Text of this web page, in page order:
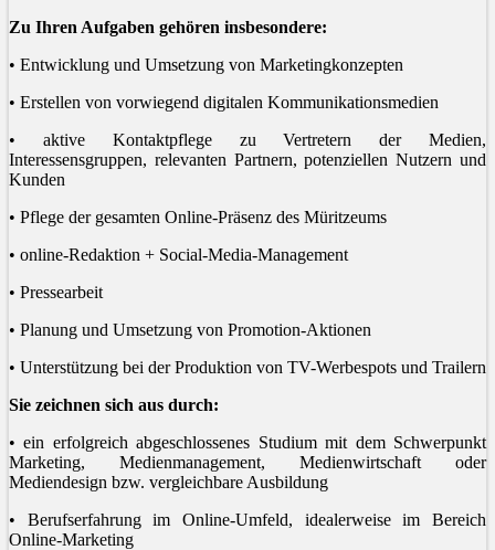
Zu Ihren Aufgaben gehören insbesondere:
• Entwicklung und Umsetzung von Marketingkonzepten
• Erstellen von vorwiegend digitalen Kommunikationsmedien
• aktive Kontaktpflege zu Vertretern der Medien,
Interessensgruppen, relevanten Partnern, potenziellen Nutzern und
Kunden
• Pflege der gesamten Online-Präsenz des Müritzeums
• online-Redaktion + Social-Media-Management
• Pressearbeit
• Planung und Umsetzung von Promotion-Aktionen
• Unterstützung bei der Produktion von TV-Werbespots und Trailern
Sie zeichnen sich aus durch:
• ein erfolgreich abgeschlossenes Studium mit dem Schwerpunkt
Marketing, Medienmanagement, Medienwirtschaft oder
Mediendesign bzw. vergleichbare Ausbildung
• Berufserfahrung im Online-Umfeld, idealerweise im Bereich
Online-Marketing